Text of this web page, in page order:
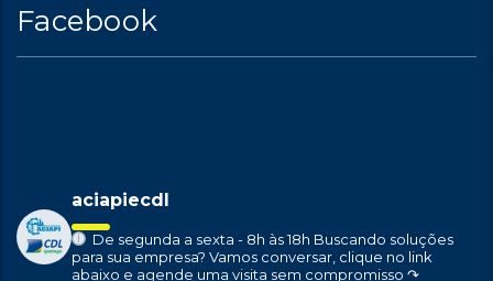
Facebook
aciapiecdl
De segunda a sexta - 8h às 18h Buscando soluções
para sua empresa? Vamos conversar, clique no link
abaixo e agende uma visita sem compromisso ↷